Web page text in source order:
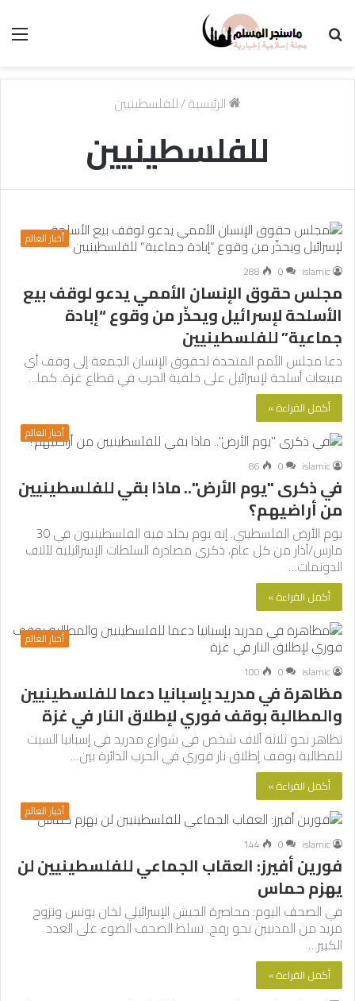
الرئيسية/للفلسطينيين
للفلسطينيين
أخبار العالم
islamic
0
288
مجلس حقوق الإنسان الأممي يدعو لوقف بيع
الأسلحة لإسرائيل ويحذّر من وقوع “إبادة
جماعية” للفلسطينيين
دعا مجلس الأمم المتحدة لحقوق الإنسان الجمعة إلى وقف أي
مبيعات أسلحة لإسرائيل على خلفية الحرب في قطاع غزة. كما…
أكمل القراءة »
أخبار العالم
islamic
0
86
في ذكرى "يوم الأرض".. ماذا بقي للفلسطينيين
من أراضيهم؟
يوم الأرض الفلسطيني. إنه يوم يخلد فيه الفلسطينيون في 30
مارس/آذار من كل عام، ذكرى مصادرة السلطات الإسرائيلية لآلاف
الدونمات…
أكمل القراءة »
أخبار العالم
islamic
0
100
مظاهرة في مدريد بإسبانيا دعما للفلسطينيين
والمطالبة بوقف فوري لإطلاق النار في غزة
تظاهر نحو ثلاثة آلاف شخص في شوارع مدريد في إسبانيا السبت
للمطالبة بوقف إطلاق نار فوري في الحرب الدائرة بين…
أكمل القراءة »
أخبار العالم
islamic
0
144
فورين أفيرز: العقاب الجماعي للفلسطينيين لن
يهزم حماس
في الصحف اليوم: محاصرة الجيش الإسرائيلي لخان يونس ونزوح
مزيد من المدنيين نحو رفح. تسلط الصحف الضوء على العدد
الكبير…
أكمل القراءة »